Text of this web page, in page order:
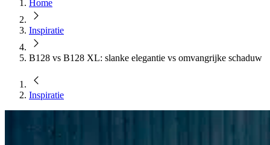
Home
Inspiratie
B128 vs B128 XL: slanke elegantie vs omvangrijke schaduw
Inspiratie